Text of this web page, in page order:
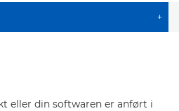
+
eller din softwaren er anført i